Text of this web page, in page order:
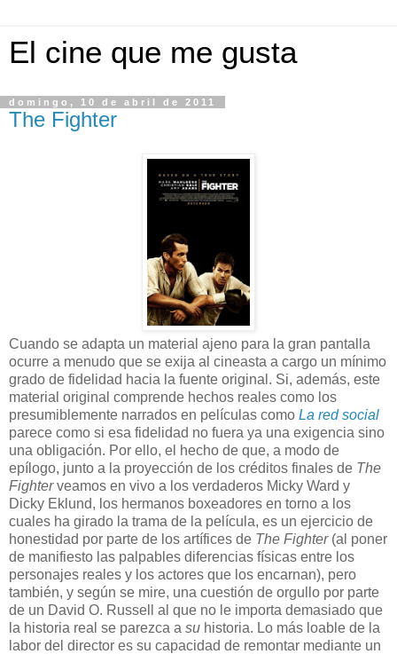
El cine que me gusta
domingo, 10 de abril de 2011
The Fighter
Cuando se adapta un material ajeno para la gran pantalla
ocurre a menudo que se exija al cineasta a cargo un mínimo
grado de fidelidad hacia la fuente original. Si, además, este
material original comprende hechos reales como los
presumiblemente narrados en películas como La red social
parece como si esa fidelidad no fuera ya una exigencia sino
una obligación. Por ello, el hecho de que, a modo de
epílogo, junto a la proyección de los créditos finales de The
Fighterveamos en vivo a los verdaderos Micky Ward y
Dicky Eklund, los hermanos boxeadores en torno a los
cuales ha girado la trama de la película, es un ejercicio de
honestidad por parte de los artífices de The Fighter(al poner
de manifiesto las palpables diferencias físicas entre los
personajes reales y los actores que los encarnan), pero
también, y según se mire, una cuestión de orgullo por parte
de un David O. Russell al que no le importa demasiado que
la historia real se parezca a su historia. Lo más loable de la
labor del director es su capacidad de remontar mediante un